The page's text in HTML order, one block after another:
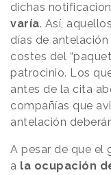
dichas
varía. Así,
días de
costes del
patrocinio. Los
antes de la cita
compañías que
antelación
A pesar de que el
a la ocupación